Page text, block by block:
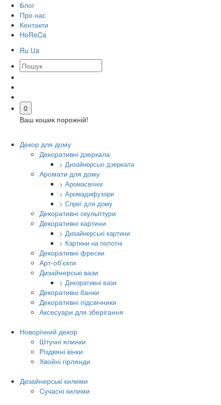
Блог
Про нас
Контакти
HoReCa
Ru Ua
0
Ваш кошик порожній!
Декор для дому
Декоративні дзеркала
> Дизайнерські дзеркала
Аромати для дому
> Аромасвічки
> Аромадифузори
> Спреї для дому
Декоративні скульптури
Декоративні картини
> Дизайнерські картини
> Картини на полотні
Декоративні фрески
Арт-об’єкти
Дизайнерські вази
> Декоративні вази
Декоративні банки
Декоративні підсвічники
Аксесуари для зберігання
Новорічний декор
Штучні ялинки
Різдвяні вінки
Хвойні гірлянди
Дизайнерські килими
Сучасні килими